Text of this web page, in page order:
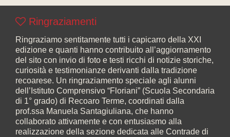
Ringraziamenti
Ringraziamo sentitamente tutti i capicarro della XXI
edizione e quanti hanno contribuito all’aggiornamento
del sito con invio di foto e testi ricchi di notizie storiche,
curiosità e testimonianze derivanti dalla tradizione
recoarese. Un ringraziamento speciale agli alunni
dell’Istituto Comprensivo “Floriani” (Scuola Secondaria
di 1° grado) di Recoaro Terme, coordinati dalla
prof.ssa Manuela Santagiuliana, che hanno
collaborato attivamente e con entusiasmo alla
realizzazione della sezione dedicata alle Contrade di